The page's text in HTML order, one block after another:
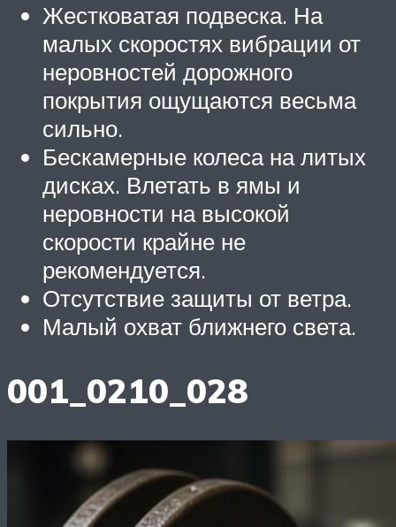
Жестковатая подвеска. На
малых скоростях вибрации от
неровностей дорожного
покрытия ощущаются весьма
сильно.
Бескамерные колеса на литых
дисках. Влетать в ямы и
неровности на высокой
скорости крайне не
рекомендуется.
Отсутствие защиты от ветра.
Малый охват ближнего света.
001_0210_028